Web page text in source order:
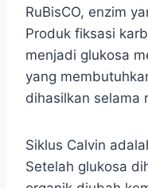
RuBisCO, enzim
Produk fiksasi
menjadi glukosa
yang
dihasilkan selama
Siklus Calvin
Setelah glukosa